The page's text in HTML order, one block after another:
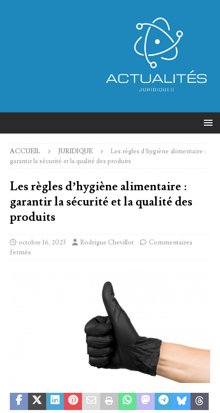
ACCUEIL JURIDIQUE
Les règles d’hygiène alimentaire :
garantir la sécurité et la qualité des produits
Les règles d’hygiène alimentaire :
garantir la sécurité et la qualité des
produits
octobre 16, 2023 Rodrigue Chevillot
Commentaires
fermés